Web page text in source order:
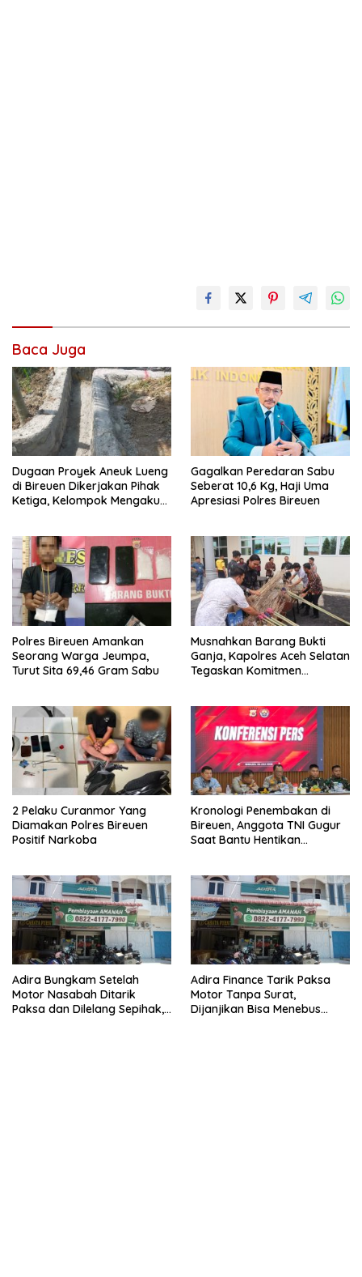
Baca Juga
Dugaan Proyek Aneuk Lueng
di Bireuen Dikerjakan Pihak
Ketiga, Kelompok Mengaku
Gagalkan Peredaran Sabu
Seberat 10,6 Kg, Haji Uma
Apresiasi Polres Bireuen
Polres Bireuen Amankan
Seorang Warga Jeumpa,
Turut Sita 69,46 Gram Sabu
Musnahkan Barang Bukti
Ganja, Kapolres Aceh Selatan
Tegaskan Komitmen
2 Pelaku Curanmor Yang
Diamakan Polres Bireuen
Positif Narkoba
Kronologi Penembakan di
Bireuen, Anggota TNI Gugur
Saat Bantu Hentikan
Adira Bungkam Setelah
Motor Nasabah Ditarik
Paksa dan Dilelang Sepihak,
Adira Finance Tarik Paksa
Motor Tanpa Surat,
Dijanjikan Bisa Menebus